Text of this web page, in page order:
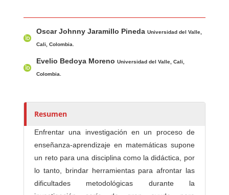
u
r
Oscar Johnny Jaramillo PinedaUniversidad del Valle,
Cali, Colombia.
Evelio Bedoya MorenoUniversidad del Valle, Cali,
Colombia.
Resumen
Enfrentar una investigación en un proceso de
enseñanza-aprendizaje en matemáticas supone
un reto para una disciplina como la didáctica, por
lo tanto, brindar herramientas para afrontar las
dificultades metodológicas durante la